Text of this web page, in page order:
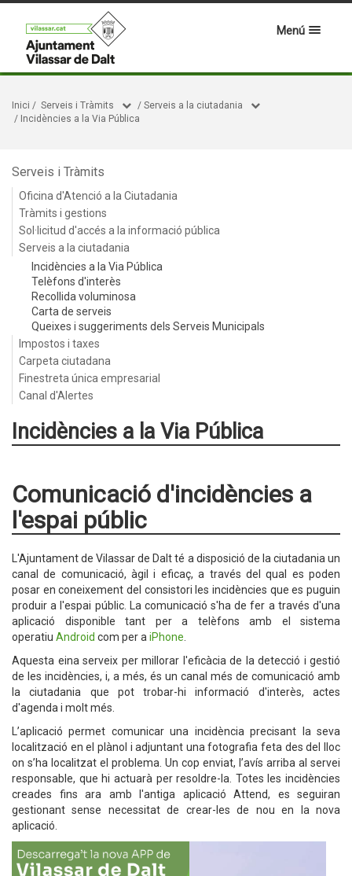
Menú
Inici / Serveis i Tràmits / Serveis a la ciutadania
/ Incidències a la Via Pública
Serveis i Tràmits
Oficina d'Atenció a la Ciutadania
Tràmits i gestions
Sol·licitud d'accés a la informació pública
Serveis a la ciutadania
Incidències a la Via Pública
Telèfons d'interès
Recollida voluminosa
Carta de serveis
Queixes i suggeriments dels Serveis Municipals
Impostos i taxes
Carpeta ciutadana
Finestreta única empresarial
Canal d'Alertes
Incidències a la Via Pública
Comunicació d'incidències a
l'espai públic
L'Ajuntament de Vilassar de Dalt té a disposició de la ciutadania un
canal de comunicació, àgil i eficaç, a través del qual es poden
posar en coneixement del consistori les incidències que es puguin
produir a l'espai públic. La comunicació s'ha de fer a través d'una
aplicació disponible tant per a telèfons amb el sistema
operatiu Android com per a iPhone
Aquesta eina serveix per millorar l'eficàcia de la detecció i gestió
de les incidències, i, a més, és un canal més de comunicació amb
la ciutadania que pot trobar-hi informació d'interès, actes
d'agenda i molt més.
L’aplicació permet comunicar una incidència precisant la seva
localització en el plànol i adjuntant una fotografia feta des del lloc
on s’ha localitzat el problema. Un cop enviat, l’avís arriba al servei
responsable, que hi actuarà per resoldre-la. Totes les incidències
creades fins ara amb l'antiga aplicació Attend, es seguiran
gestionant sense necessitat de crear-les de nou en la nova
aplicació.